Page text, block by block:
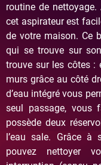
routine de
cet aspirateur est
de votre maison. Ce
qui se trouve sur
trouve sur les côtes :
murs grâce au côté
d’eau intégré vous
seul passage, vous
possède deux
l’eau sale. Grâce
pouvez nettoyer